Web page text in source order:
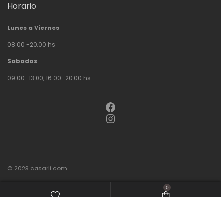
Horario
Lunes a Viernes
08.00 -20.00 hs
Sabados
09:00–13:00, 16:00–20:00 hs
Facebook
Instagram
© 2023 casarli.com
0